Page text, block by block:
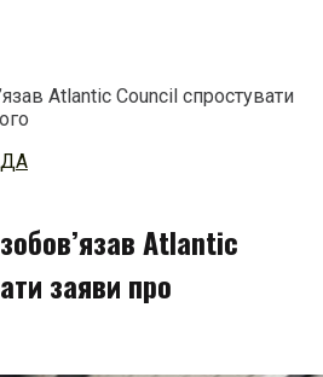
Atlantic Council спростувати
Atlantic
заяви про